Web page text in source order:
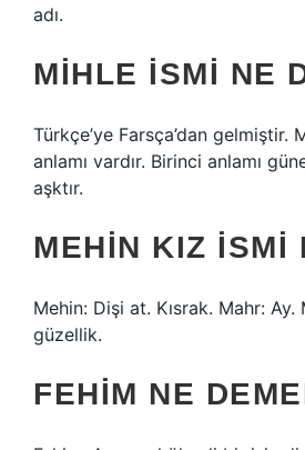
adı.
MIHLE ISMI NE
Türkçe’ye Farsça’dan gelmiştir.
anlamı vardır. Birinci anlamı
aşktır.
MEHIN KIZ ISMI
Mehin: Dişi at. Kısrak. Mahr:
güzellik.
FEHIM NE